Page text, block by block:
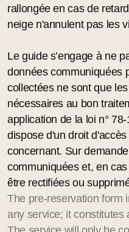
rallongée en cas de
neige n'annulent pas les
Le guide s’engage à ne
données communiquées
collectées ne sont que
nécessaires au bon
application de la loi n°
dispose d'un droit
concernant. Sur
communiquées et, en
être rectifiées ou
The pre-reservation form
any service; it constitutes